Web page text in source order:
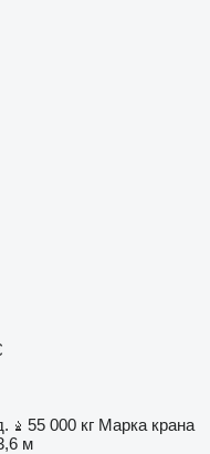
55 000 кг Марка крана
м